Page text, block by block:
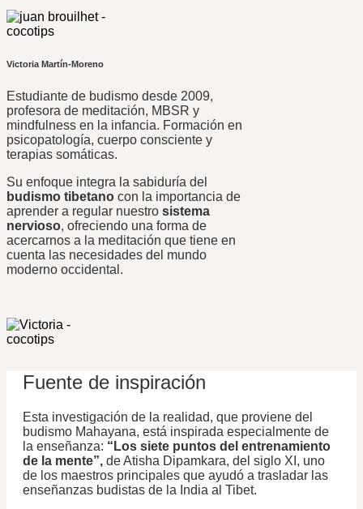
Victoria Martín-Moreno
Estudiante de budismo desde 2009,
profesora de meditación, MBSR y
mindfulness en la infancia. Formación en
psicopatología, cuerpo consciente y
terapias somáticas.
Su enfoque integra la sabiduría del
budismo tibetano con la importancia de
aprender a regular nuestro sistema
nervioso, ofreciendo una forma de
acercarnos a la meditación que tiene en
cuenta las necesidades del mundo
moderno occidental.
Fuente de inspiración
Esta investigación de la realidad, que proviene del
budismo Mahayana, está inspirada especialmente de
la enseñanza: “Los siete puntos del entrenamiento
de la mente”, de Atisha Dipamkara, del siglo XI, uno
de los maestros principales que ayudó a trasladar las
enseñanzas budistas de la India al Tibet.